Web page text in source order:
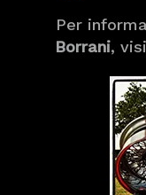
Per
Borrani,